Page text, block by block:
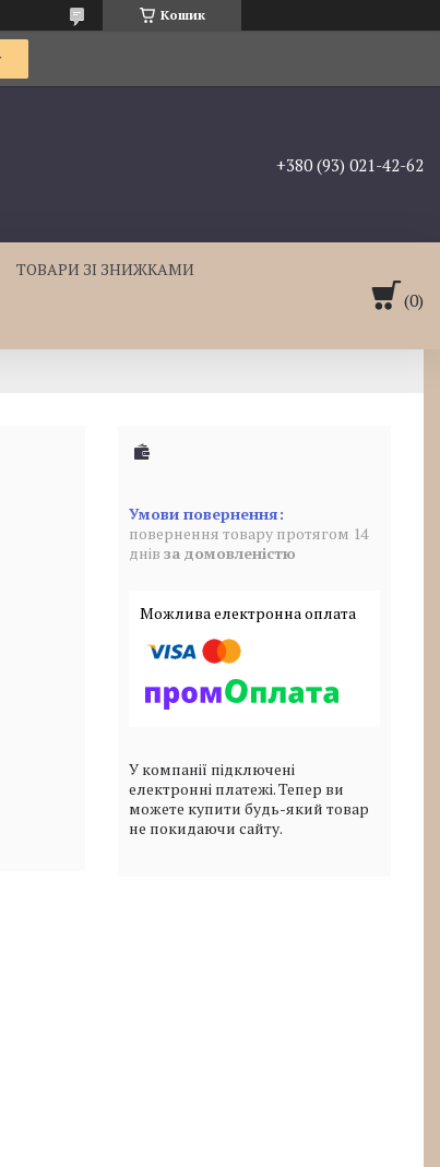
Кошик
+380 (93) 021-42-62
ТОВАРИ ЗІ ЗНИЖКАМИ
повернення товару протягом 14
днів за домовленістю
У компанії підключені
електронні платежі. Тепер ви
можете купити будь-який товар
не покидаючи сайту.